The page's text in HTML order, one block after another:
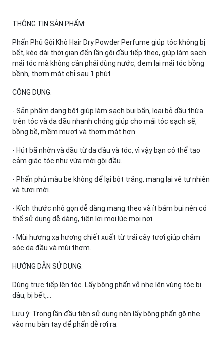
THÔNG TIN SẢN PHẨM:
Phấn Phủ Gội Khô Hair Dry Powder Perfume giúp tóc không bị
bết, kéo dài thời gian đến lần gội đầu tiếp theo, giúp làm sạch
mái tóc mà không cần phải dùng nước, đem lại mái tóc bồng
bềnh, thơm mát chỉ sau 1 phút
CÔNG DỤNG:
- Sản phẩm dạng bột giúp làm sạch bụi bẩn, loại bỏ dầu thừa
trên tóc và da đầu nhanh chóng giúp cho mái tóc sạch sẽ,
bồng bề, mềm mượt và thơm mát hơn.
- Hút bã nhờn và dầu từ da đầu và tóc, vì vậy bạn có thể tạo
cảm giác tóc như vừa mới gội đầu.
- Phấn phủ màu be không để lại bột trắng, mang lại vẻ tự nhiên
và tươi mới.
- Kích thước nhỏ gọn dễ dàng mang theo và ít bám bụi nên có
thể sử dụng dễ dàng, tiện lợi mọi lúc mọi nơi.
- Mùi hương xạ hương chiết xuất từ ​​trái cây tươi giúp chăm
sóc da đầu và mùi thơm.
HƯỚNG DẪN SỬ DỤNG:
Dùng trực tiếp lên tóc. Lấy bông phấn vỗ nhẹ lên vùng tóc bị
dầu, bị bết,...
Lưu ý: Trong lần đầu tiên sử dụng nên lấy bông phấn gõ nhẹ
vào mu bàn tay để phấn dễ rơi ra.